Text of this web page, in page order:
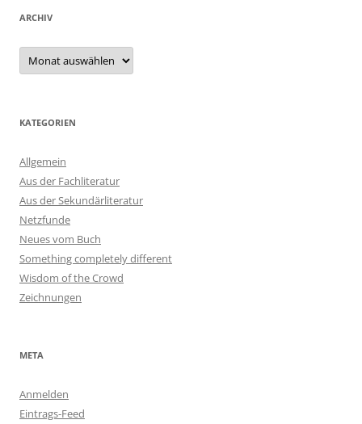
ARCHIV
Archiv
KATEGORIEN
Allgemein
Aus der Fachliteratur
Aus der Sekundärliteratur
Netzfunde
Neues vom Buch
Something completely different
Wisdom of the Crowd
Zeichnungen
META
Anmelden
Eintrags-Feed